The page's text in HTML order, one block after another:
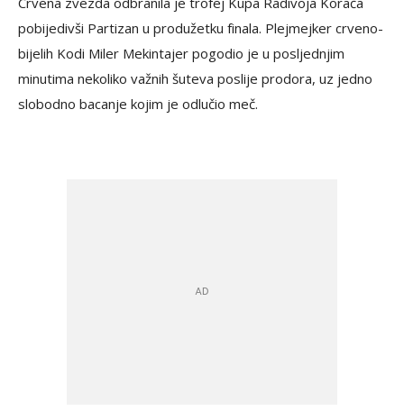
pobijedivši Partizan u produžetku finala. Plejmejker crveno-
bijelih Kodi Miler Mekintajer pogodio je u posljednjim
minutima nekoliko važnih šuteva poslije prodora, uz jedno
slobodno bacanje kojim je odlučio meč.